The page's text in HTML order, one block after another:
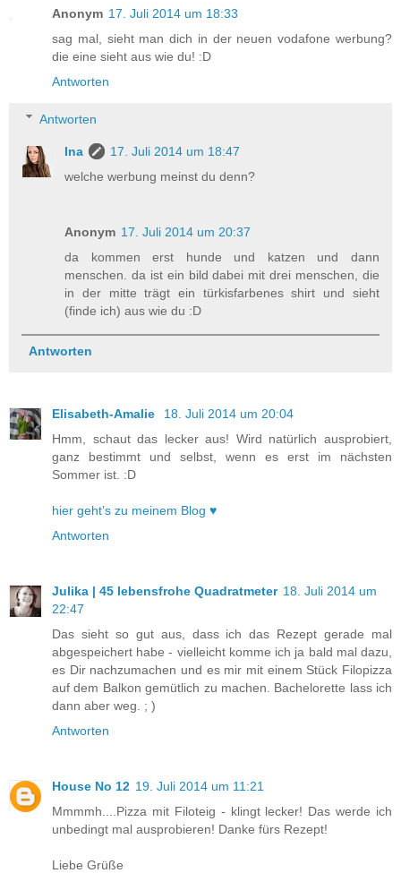
Anonym 17. Juli 2014 um 18:33
sag mal, sieht man dich in der neuen vodafone werbung?
die eine sieht aus wie du! :D
Antworten
Antworten
Ina
17. Juli 2014 um 18:47
welche werbung meinst du denn?
Anonym 17. Juli 2014 um 20:37
da kommen erst hunde und katzen und dann
menschen. da ist ein bild dabei mit drei menschen, die
in der mitte trägt ein türkisfarbenes shirt und sieht
(finde ich) aus wie du :D
Antworten
Elisabeth-Amalie
18. Juli 2014 um 20:04
Hmm, schaut das lecker aus! Wird natürlich ausprobiert,
ganz bestimmt und selbst, wenn es erst im nächsten
Sommer ist. :D
hier geht’s zu meinem Blog ♥
Antworten
Julika | 45 lebensfrohe Quadratmeter 18. Juli 2014 um
22:47
Das sieht so gut aus, dass ich das Rezept gerade mal
abgespeichert habe - vielleicht komme ich ja bald mal dazu,
es Dir nachzumachen und es mir mit einem Stück Filopizza
auf dem Balkon gemütlich zu machen. Bachelorette lass ich
dann aber weg. ; )
Antworten
House No 12 19. Juli 2014 um 11:21
Mmmmh....Pizza mit Filoteig - klingt lecker! Das werde ich
unbedingt mal ausprobieren! Danke fürs Rezept!
Liebe Grüße